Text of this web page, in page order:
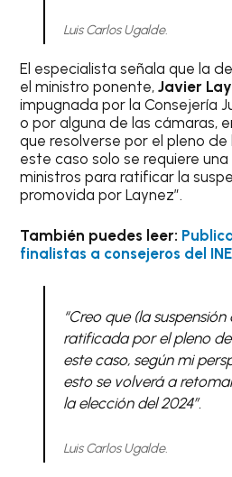
Luis Carlos Ugalde.
El especialista señala que la
el ministro ponente,Javier
impugnada por la Consejería
o por alguna de las cámaras,
que resolverse por el pleno de
este caso solo se requiere
ministros para ratificar la
promovida por Laynez”.
También puedes leer:
finalistas a consejeros del INE
“Creo que (la suspensión
ratificada por el pleno de
este caso, según mi
esto se volverá a
la elección del 2024”.
Luis Carlos Ugalde.